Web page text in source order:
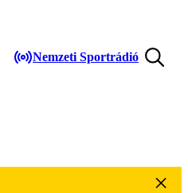
Nemzeti Sportrádió